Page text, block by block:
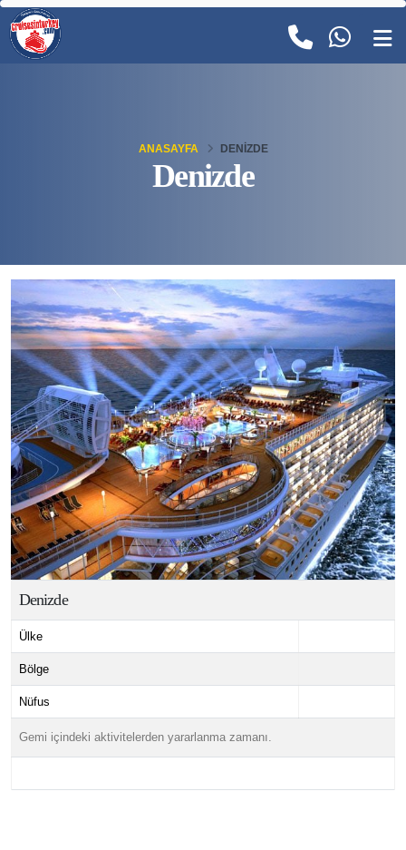
Denizde
ANASAYFA DENIZDE
Denizde
Ülke
Bölge
Nüfus
Gemi içindeki aktivitelerden yararlanma zamanı.